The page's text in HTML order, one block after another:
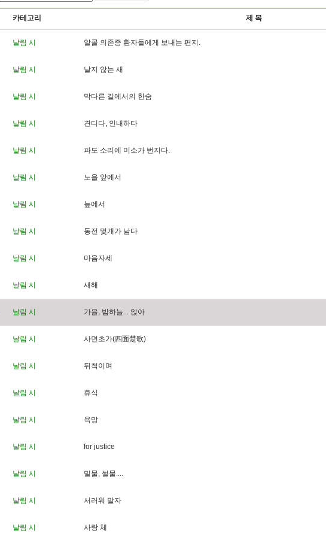
카테고리 제 목
날림 시 알콜 의 존증 환자들에 게 보내 는 편 지 .
날림 시 날지 않는 새
날림 시 막다른 길에 서 의 한숨
날림 시 견 디 다, 인내하다
날림 시 파도 소리 에 미 소가 번 지 다.
날림 시 노을 앞에 서
날림 시 늪에 서
날림 시 동전 몇개 가 남다
날림 시 마음자세
날림 시 새해
날림 시 가을, 밤하늘... 앉아
날림 시 사면 초가(四面楚歌)
날림 시 뒤 척 이 며
날림 시 휴식
날림 시 욕망
날림 시 for justice
날림 시 밀 물, 썰 물....
날림 시 서 러워 말자
날림 시 사랑 체